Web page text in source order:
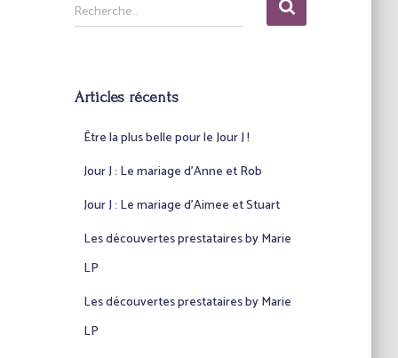
e
r
Recherche…
Articles récents
Être la plus belle pour le Jour J !
Jour J : Le mariage d’Anne et Rob
Jour J : Le mariage d’Aimee et Stuart
Les découvertes prestataires by Marie
LP
Les découvertes prestataires by Marie
LP